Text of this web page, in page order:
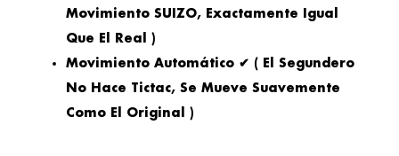
Movimiento SUIZO, Exactamente Igual
Que El Real )
Movimiento Automático ✔ ( El Segundero
No Hace Tictac, Se Mueve Suavemente
Como El Original )